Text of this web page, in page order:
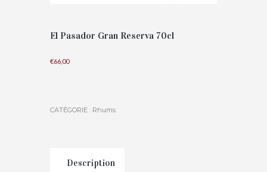
El Pasador Gran Reserva 70cl
€66,00
CATÉGORIE : Rhums
Description